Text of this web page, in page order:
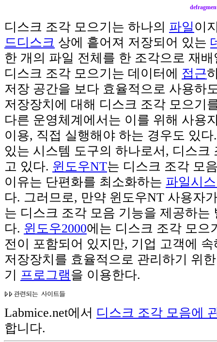
디스크 조각 모으기는 하나의 파일 이
드디스크 상에 흩어져 저장되어 있는
한 개의 파일 전체를 한 조각으로 재
디스크 조각 모으기는 데이터에 접근
저장 공간을 보다 효율적으로 사용하
저장장치에 대해 디스크 조각 모으기
다른 운영체계에서는 이를 위해 사용
이용, 직접 실행해야 하는 경우도 있
있는 시스템 도구의 하나로서, 디스
고 있다. 윈도우NT는 디스크 조각 모
이유는 단편화를 최소화하는 파일시
다. 그러므로, 만약 윈도우NT 사용자
는 디스크 조각 모음 기능을 제공하
다. 윈도우2000에는 디스크 조각 모으
전이 포함되어 있지만, 기업 고객에
저장장치를 효율적으로 관리하기 위
기 프로그램을 이용한다.
Labmice.net에서 디스크 조각 모음에
합니다.